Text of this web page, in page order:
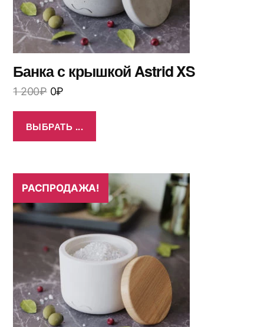
Банка с крышкой Astrid XS
1 200₽ 0₽
ВЫБРАТЬ ...
РАСПРОДАЖА!